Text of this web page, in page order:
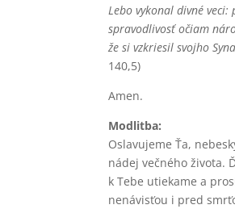
Lebo vykonal divné
spravodlivosť očiam
že si vzkriesil svojho
140,5)
Amen.
Modlitba:
Oslavujeme Ťa,
nádej večného života.
k Tebe utiekame a
nenávisťou i pred